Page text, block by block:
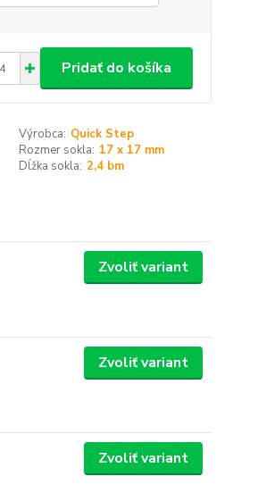
Pridať do košíka
Výrobca: Quick Step
Rozmer sokla: 17 x 17 mm
Dĺžka sokla: 2,4 bm
Zvoliť variant
Zvoliť variant
Zvoliť variant